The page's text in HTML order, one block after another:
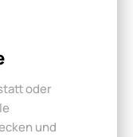
oder
und